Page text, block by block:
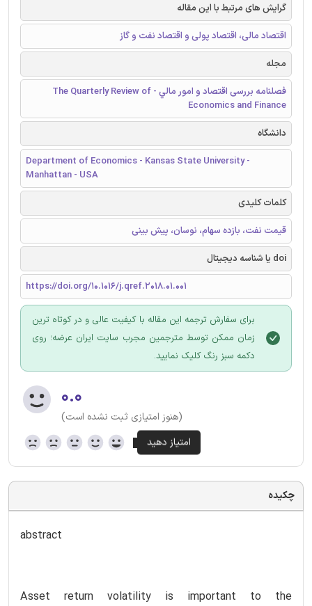
گرایش های مرتبط با این مقاله
اقتصاد مالی، اقتصاد پولی و اقتصاد نفت و گاز
مجله
فصلنامه بررسی اقتصاد و امور مالي - The Quarterly Review of
Economics and Finance
دانشگاه
Department of Economics - Kansas State University -
Manhattan - USA
کلمات کلیدی
قیمت نفت، بازده سهام، نوسان، پیش بینی
doi یا شناسه دیجیتال
https://doi.org/10.1016/j.qref.2018.01.001
برای سفارش ترجمه این مقاله با کیفیت عالی و در کوتاه ترین
زمان ممکن توسط مترجمین مجرب سایت ایران عرضه؛ روی
دکمه سبز رنگ کلیک نمایید.
۰.۰
(هنوز امتیازی ثبت نشده است)
چکیده
abstract
Asset return volatility is important to the